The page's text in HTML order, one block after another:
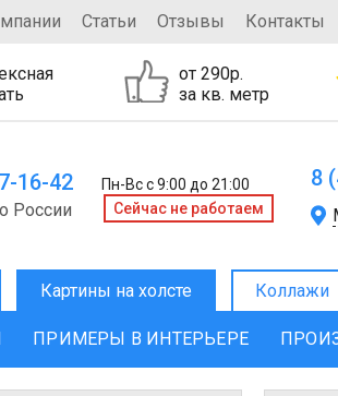
Статьи Отзывы Контакты
от 290р.
за кв. метр
16-42 Пн-Вс с 9:00 до 21:00
России Cейчас не работаем
8
Картины на холсте Коллажи
ПРИМЕРЫ В ИНТЕРЬЕРЕ